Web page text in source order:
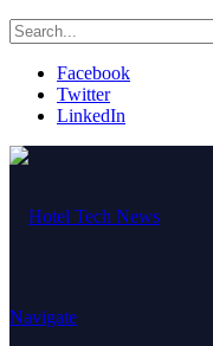
Facebook
Twitter
LinkedIn
Navigate